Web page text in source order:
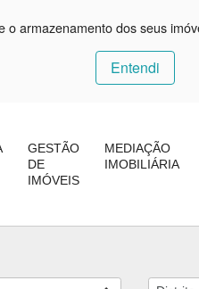
armazenamento dos seus
Entendi
GESTÃO
DE
IMÓVEIS
MEDIAÇÃO
IMOBILIÁRIA